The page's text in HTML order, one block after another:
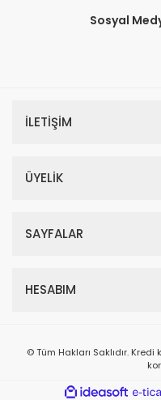
Sosyal
İLETİŞİM
ÜYELİK
SAYFALAR
HESABIM
© Tüm Hakları Saklıdır.